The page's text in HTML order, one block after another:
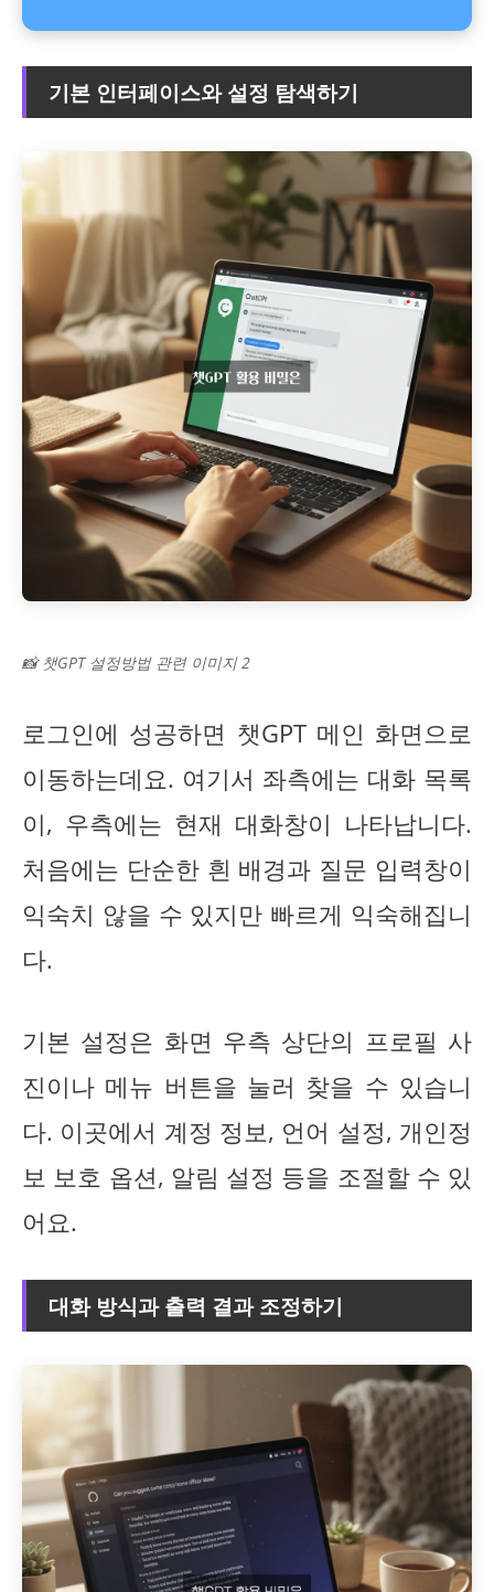
기본 인터페이스와 설정 탐색하기
📸 챗GPT 설정방법 관련 이미지 2
로그인에 성공하면 챗GPT 메인 화면으로
이동하는데요. 여기서 좌측에는 대화 목록
이, 우측에는 현재 대화창이 나타납니다.
처음에는 단순한 흰 배경과 질문 입력창이
익숙치 않을 수 있지만 빠르게 익숙해집니
다.
기본 설정은 화면 우측 상단의 프로필 사
진이나 메뉴 버튼을 눌러 찾을 수 있습니
다. 이곳에서 계정 정보, 언어 설정, 개인정
보 보호 옵션, 알림 설정 등을 조절할 수 있
어요.
대화 방식과 출력 결과 조정하기